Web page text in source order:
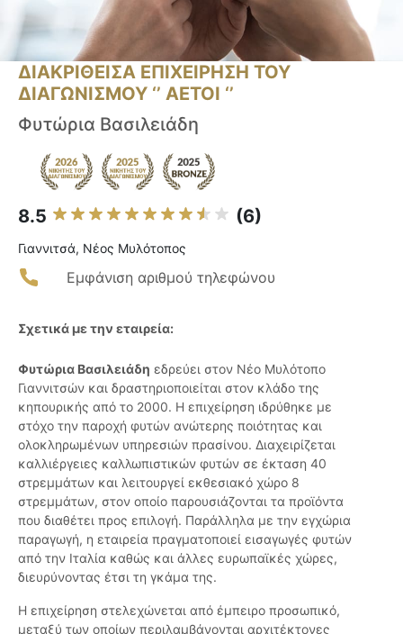
ΔΙΑΚΡΙΘΕΙΣΑ ΕΠΙΧΕΙΡΗΣΗ ΤΟΥ
ΔΙΑΓΩΝΙΣΜΟΥ ‘’ ΑΕΤΟΙ ‘’
Φυτώρια Βασιλειάδη
8.5 (6)
Γιαννιτσά, Νέος Μυλότοπος
Εμφάνιση αριθμού τηλεφώνου
Σχετικά με την εταιρεία:
Φυτώρια Βασιλειάδη εδρεύει στον Νέο Μυλότοπο
Γιαννιτσών και δραστηριοποιείται στον κλάδο της
κηπουρικής από το 2000. Η επιχείρηση ιδρύθηκε με
στόχο την παροχή φυτών ανώτερης ποιότητας και
ολοκληρωμένων υπηρεσιών πρασίνου. Διαχειρίζεται
καλλιέργειες καλλωπιστικών φυτών σε έκταση 40
στρεμμάτων και λειτουργεί εκθεσιακό χώρο 8
στρεμμάτων, στον οποίο παρουσιάζονται τα προϊόντα
που διαθέτει προς επιλογή. Παράλληλα με την εγχώρια
παραγωγή, η εταιρεία πραγματοποιεί εισαγωγές φυτών
από την Ιταλία καθώς και άλλες ευρωπαϊκές χώρες,
διευρύνοντας έτσι τη γκάμα της.
Η επιχείρηση στελεχώνεται από έμπειρο προσωπικό,
μεταξύ των οποίων περιλαμβάνονται αρχιτέκτονες